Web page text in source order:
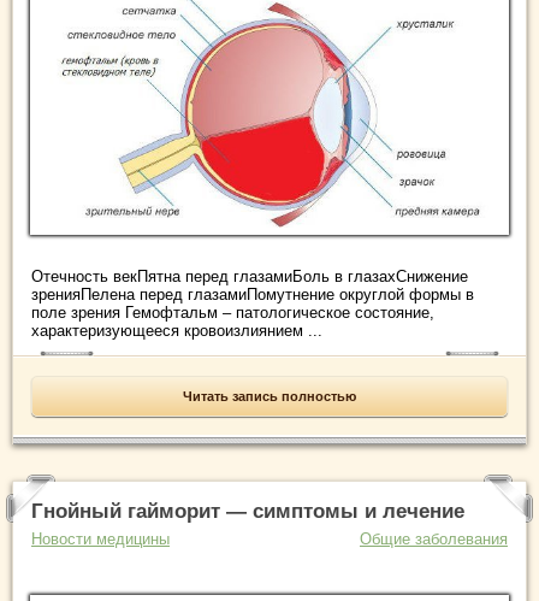
Отечность векПятна перед глазамиБоль в глазахСнижение
зренияПелена перед глазамиПомутнение округлой формы в
поле зрения Гемофтальм – патологическое состояние,
характеризующееся кровоизлиянием ...
Читать запись полностью
Гнойный гайморит — симптомы и лечение
Новости медицины Общие заболевания